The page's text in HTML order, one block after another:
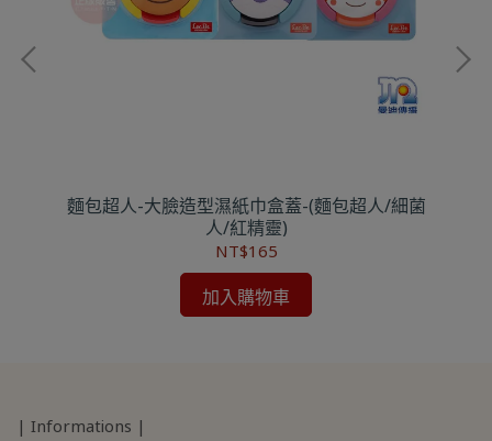
麵包超人-大臉造型濕紙巾盒蓋-(麵包超人/細菌
人/紅精靈)
NT$165
加入購物車
| Informations |